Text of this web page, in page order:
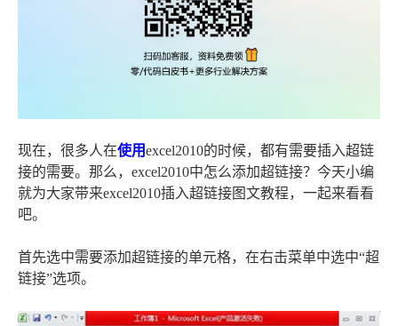
现在，很多人在使用excel2010的时候，都有需要插入超链
接的需要。那么，excel2010中怎么添加超链接？今天小编
就为大家带来excel2010插入超链接图文教程，一起来看看
吧。
首先选中需要添加超链接的单元格，在右击菜单中选中“超
链接”选项。